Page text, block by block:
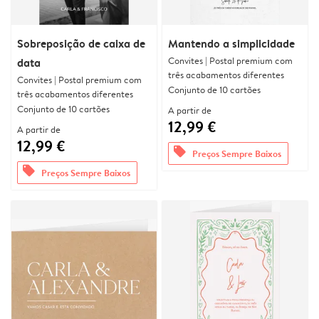
Sobreposição de caixa de
data
Convites | Postal premium com
três acabamentos diferentes
Conjunto de 10 cartões
A partir de
12,99 €
offers Preços Sempre Baixos
Mantendo a simplicidade
Convites | Postal premium com
três acabamentos diferentes
Conjunto de 10 cartões
A partir de
12,99 €
offers Preços Sempre Baixos